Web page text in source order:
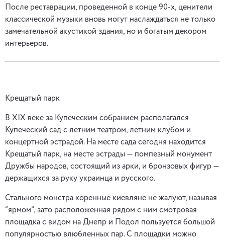
После реставрации, проведенной в конце 90-х, ценители
классической музыки вновь могут наслаждаться не только
замечательной акустикой здания, но и богатым декором
интерьеров.
Крещатый парк
В XIX веке за Купеческим собранием располагался
Купеческий сад с летним театром, летним клубом и
концертной эстрадой. На месте сада сегодня находится
Крещатый парк, на месте эстрады — помпезный монумент
Дружбы народов, состоящий из арки, и бронзовых фигур —
держащихся за руку украинца и русского.
Стального монстра коренные киевляне не жалуют, называя
“ярмом”, зато расположенная рядом с ним смотровая
площадка с видом на Днепр и Подол пользуется большой
популярностью влюбленных пар. С площадки можно